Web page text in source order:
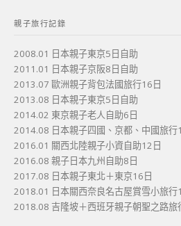
親子旅行記錄
2008.01 日本親子東京5日自助
2011.01 日本親子京阪8日自助
2013.07 歐洲親子背包法國旅行16日
2013.08 日本親子東京5日自助
2014.02 東京親子老人自助6日
2014.08 日本親子四國、京都、中國旅行
2016.01 關西北陸親子小資自助12日
2016.08 親子日本九州自助8日
2017.08 日本親子東北＋東京16日
2018.01 日本關西奈良名古屋賞雪小旅行
2018.08 吉隆坡＋西班牙親子朝聖之路旅